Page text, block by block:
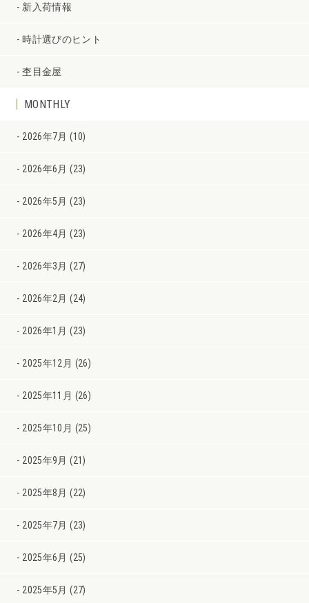
新入荷情報
時計選びのヒント
杢目金屋
MONTHLY
2026年7月 (10)
2026年6月 (23)
2026年5月 (23)
2026年4月 (23)
2026年3月 (27)
2026年2月 (24)
2026年1月 (23)
2025年12月 (26)
2025年11月 (26)
2025年10月 (25)
2025年9月 (21)
2025年8月 (22)
2025年7月 (23)
2025年6月 (25)
2025年5月 (27)